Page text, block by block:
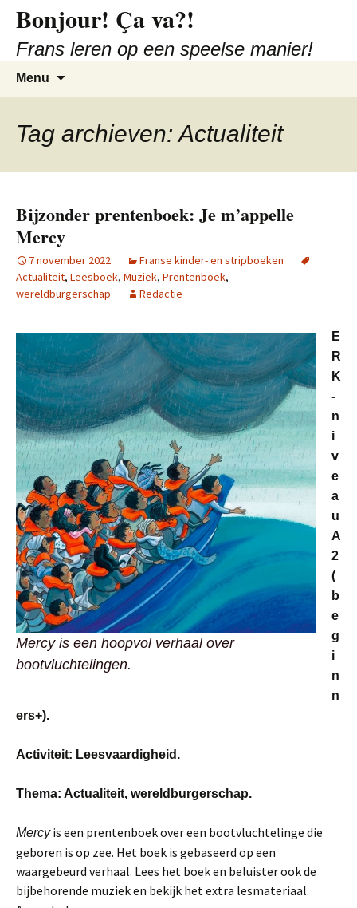
naarBonjour! Ça va?!
Frans leren op een speelse manier!
Menu
Tag archieven: Actualiteit
Bijzonder prentenboek: Je m’appelle
Mercy
7 november 2022
Franse kinder- en stripboeken
Actualiteit, Leesboek, Muziek, Prentenboek,
wereldburgerschap
Redactie
Mercy is een hoopvol verhaal over
bootvluchtelingen.
E
R
K
-
n
i
v
e
a
u
A
2
(
b
e
g
i
n
n
ers+).
Activiteit: Leesvaardigheid.
Thema: Actualiteit, wereldburgerschap.
Mercyis een prentenboek over een bootvluchtelinge die
geboren is op zee. Het boek is gebaseerd op een
waargebeurd verhaal. Lees het boek en beluister ook de
bijbehorende muziek en bekijk het extra lesmateriaal.